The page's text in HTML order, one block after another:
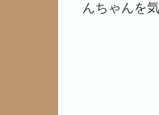
んちゃんを